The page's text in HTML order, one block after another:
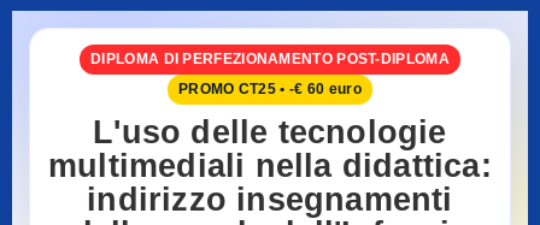
DIPLOMA DI PERFEZIONAMENTO POST-DIPLOMA
PROMO CT25 • -€ 60 euro
L'uso delle tecnologie
multimediali nella didattica:
indirizzo insegnamenti